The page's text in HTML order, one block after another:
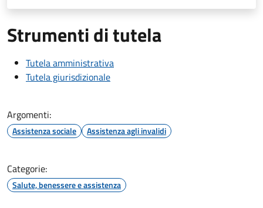
Strumenti di tutela
Tutela amministrativa
Tutela giurisdizionale
Argomenti:
Assistenza sociale Assistenza agli invalidi
Categorie:
Salute, benessere e assistenza